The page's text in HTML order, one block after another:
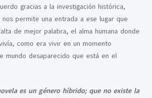
gracias a la investigación histórica,
permite una entrada a ese lugar que
de mejor palabra, el alma humana donde
como era vivir en un momento
mundo desaparecido que está en el
es un género híbrido; que no existe la